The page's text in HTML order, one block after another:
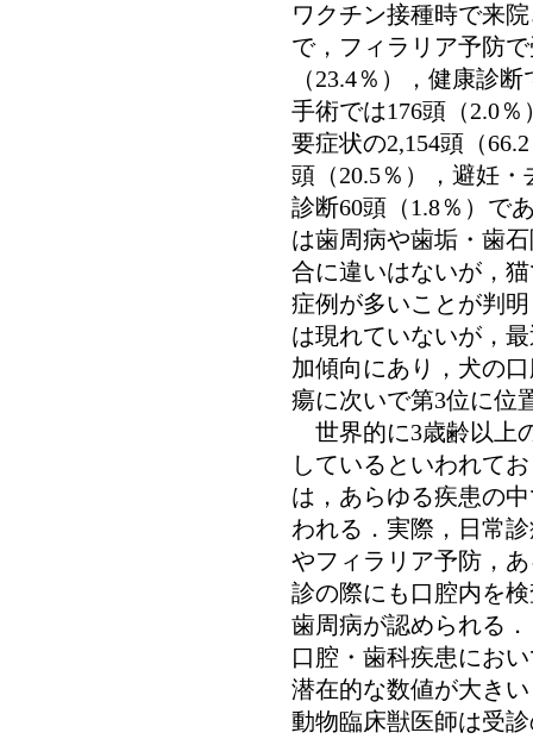
ワクチン接種時で来
で，フィラリア予防
（23.4％），健康診
手術では176頭（2.0
要症状の2,154頭（
頭（20.5％），避妊・
診断60頭（1.8％）で
は歯周病や歯垢・歯
合に違いはないが，
症例が多いことが判
は現れていないが，
加傾向にあり，犬の
瘍に次いで第3位に位
世界的に3歳齢以上
しているといわれて
は，あらゆる疾患の
われる．実際，日常
やフィラリア予防，
診の際にも口腔内を
歯周病が認められる
口腔・歯科疾患にお
潜在的な数値が大き
動物臨床獣医師は受